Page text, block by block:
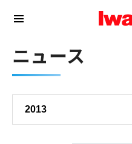
ニュース